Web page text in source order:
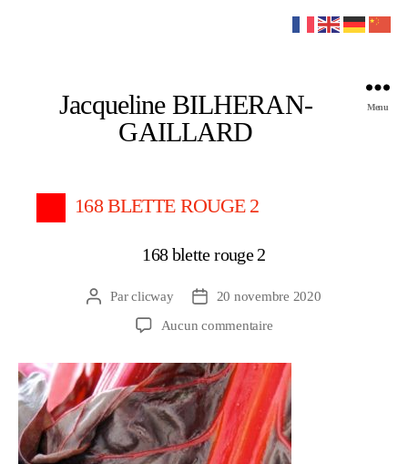
Jacqueline BILHERAN-
GAILLARD
Menu
168 BLETTE ROUGE 2
168 blette rouge 2
Auteur
Parclicway
Date20 novembre 2020
Aucun commentairesur
blette
rouge
2